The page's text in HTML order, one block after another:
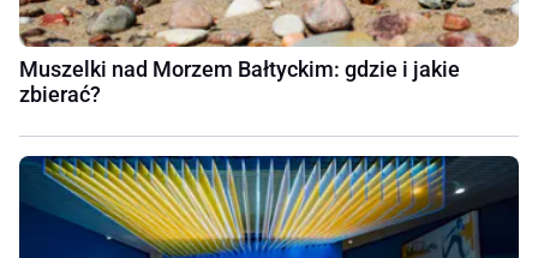
Muszelki nad Morzem Bałtyckim: gdzie i jakie
zbierać?